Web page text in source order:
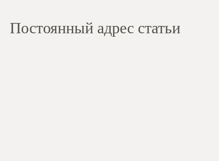
Постоянный адрес статьи